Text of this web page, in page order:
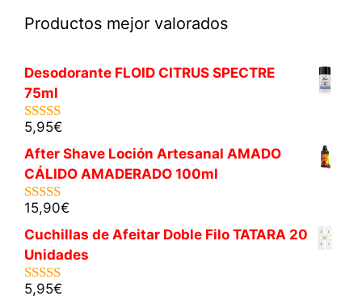
Productos mejor valorados
Desodorante FLOID CITRUS SPECTRE
75ml
5.00de 5
5,95€
After Shave Loción Artesanal AMADO
CÁLIDO AMADERADO 100ml
5.00de 5
15,90€
Cuchillas de Afeitar Doble Filo TATARA 20
Unidades
5.00de 5
5,95€